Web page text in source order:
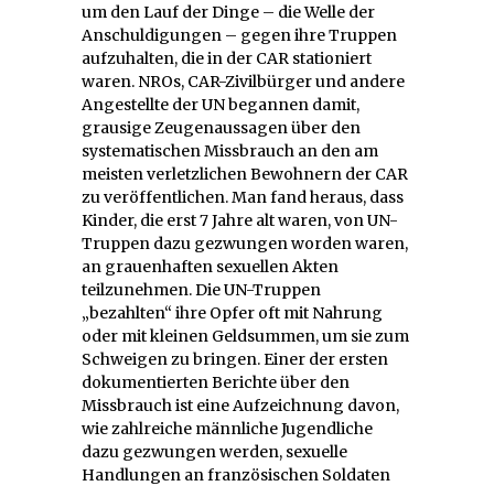
um den Lauf der Dinge – die Welle der
Anschuldigungen – gegen ihre Truppen
aufzuhalten, die in der CAR stationiert
waren. NROs, CAR-Zivilbürger und andere
Angestellte der UN begannen damit,
grausige Zeugenaussagen über den
systematischen Missbrauch an den am
meisten verletzlichen Bewohnern der CAR
zu veröffentlichen. Man fand heraus, dass
Kinder, die erst 7 Jahre alt waren, von UN-
Truppen dazu gezwungen worden waren,
an grauenhaften sexuellen Akten
teilzunehmen. Die UN-Truppen
„bezahlten“ ihre Opfer oft mit Nahrung
oder mit kleinen Geldsummen, um sie zum
Schweigen zu bringen. Einer der ersten
dokumentierten Berichte über den
Missbrauch ist eine Aufzeichnung davon,
wie zahlreiche männliche Jugendliche
dazu gezwungen werden, sexuelle
Handlungen an französischen Soldaten